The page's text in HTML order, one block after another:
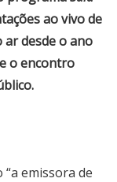
ao vivo de
ar desde o ano
o encontro
emissora de